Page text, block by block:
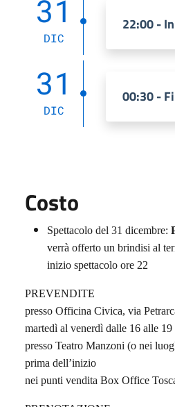
31
DIC
22:00 -
31
DIC
00:30 -
Costo
Spettacolo del 31 dicembre:
verrà offerto un brindisi al
inizio spettacolo ore 22
PREVENDITE
presso Officina Civica, via
martedì al venerdì dalle 16 alle 19
presso Teatro Manzoni (o nei
prima dell’inizio
nei punti vendita Box Office